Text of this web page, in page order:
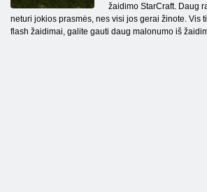
žaidimo StarCraft. Daug
neturi jokios prasmės, nes visi jos gerai žinote. Vis
flash žaidimai, galite gauti daug malonumo iš